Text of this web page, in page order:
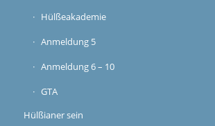
Hülßeakademie
Anmeldung 5
Anmeldung 6 – 10
GTA
Hülßianer sein